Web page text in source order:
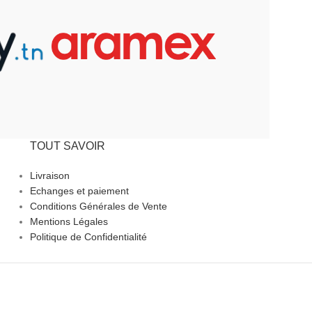
TOUT SAVOIR
Livraison
Echanges et paiement
Conditions Générales de Vente
Mentions Légales
Politique de Confidentialité